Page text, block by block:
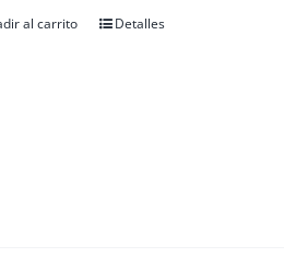
al carrito Detalles